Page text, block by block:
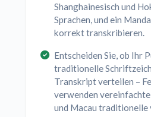
Shanghainesisch und
Sprachen, und ein
korrekt transkribieren.
Entscheiden Sie, ob Ihr
traditionelle
Transkript verteilen –
verwenden
und Macau traditionelle